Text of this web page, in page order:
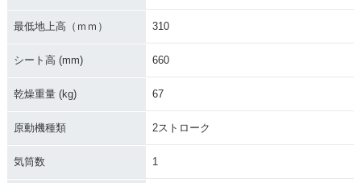
最低地上高（ｍｍ） 310
シート高 (mm) 660
乾燥重量 (kg) 67
原動機種類 2ストローク
気筒数 1